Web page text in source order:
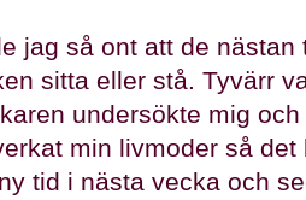
jag så ont att de
sitta eller stå. Tyvärr
undersökte mig
min livmoder så
tid i nästa vecka och